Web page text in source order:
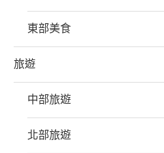
東部美食
旅遊
中部旅遊
北部旅遊